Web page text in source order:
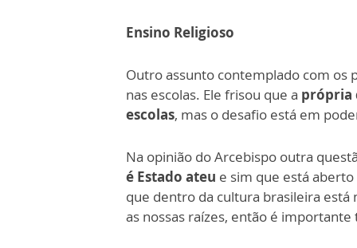
Ensino Religioso
Outro assunto contemplado com os
nas escolas. Ele frisou que a própria
escolas, mas o desafio está em
Na opinião do Arcebispo outra
é Estado ateu e sim que está
que dentro da cultura brasileira
as nossas raízes, então é